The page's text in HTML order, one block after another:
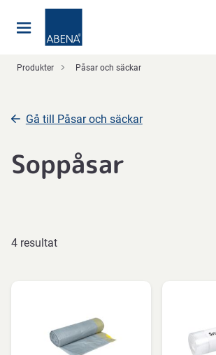
Produkter Påsar och säckar
Gå till Påsar och säckar
Soppåsar
4 resultat